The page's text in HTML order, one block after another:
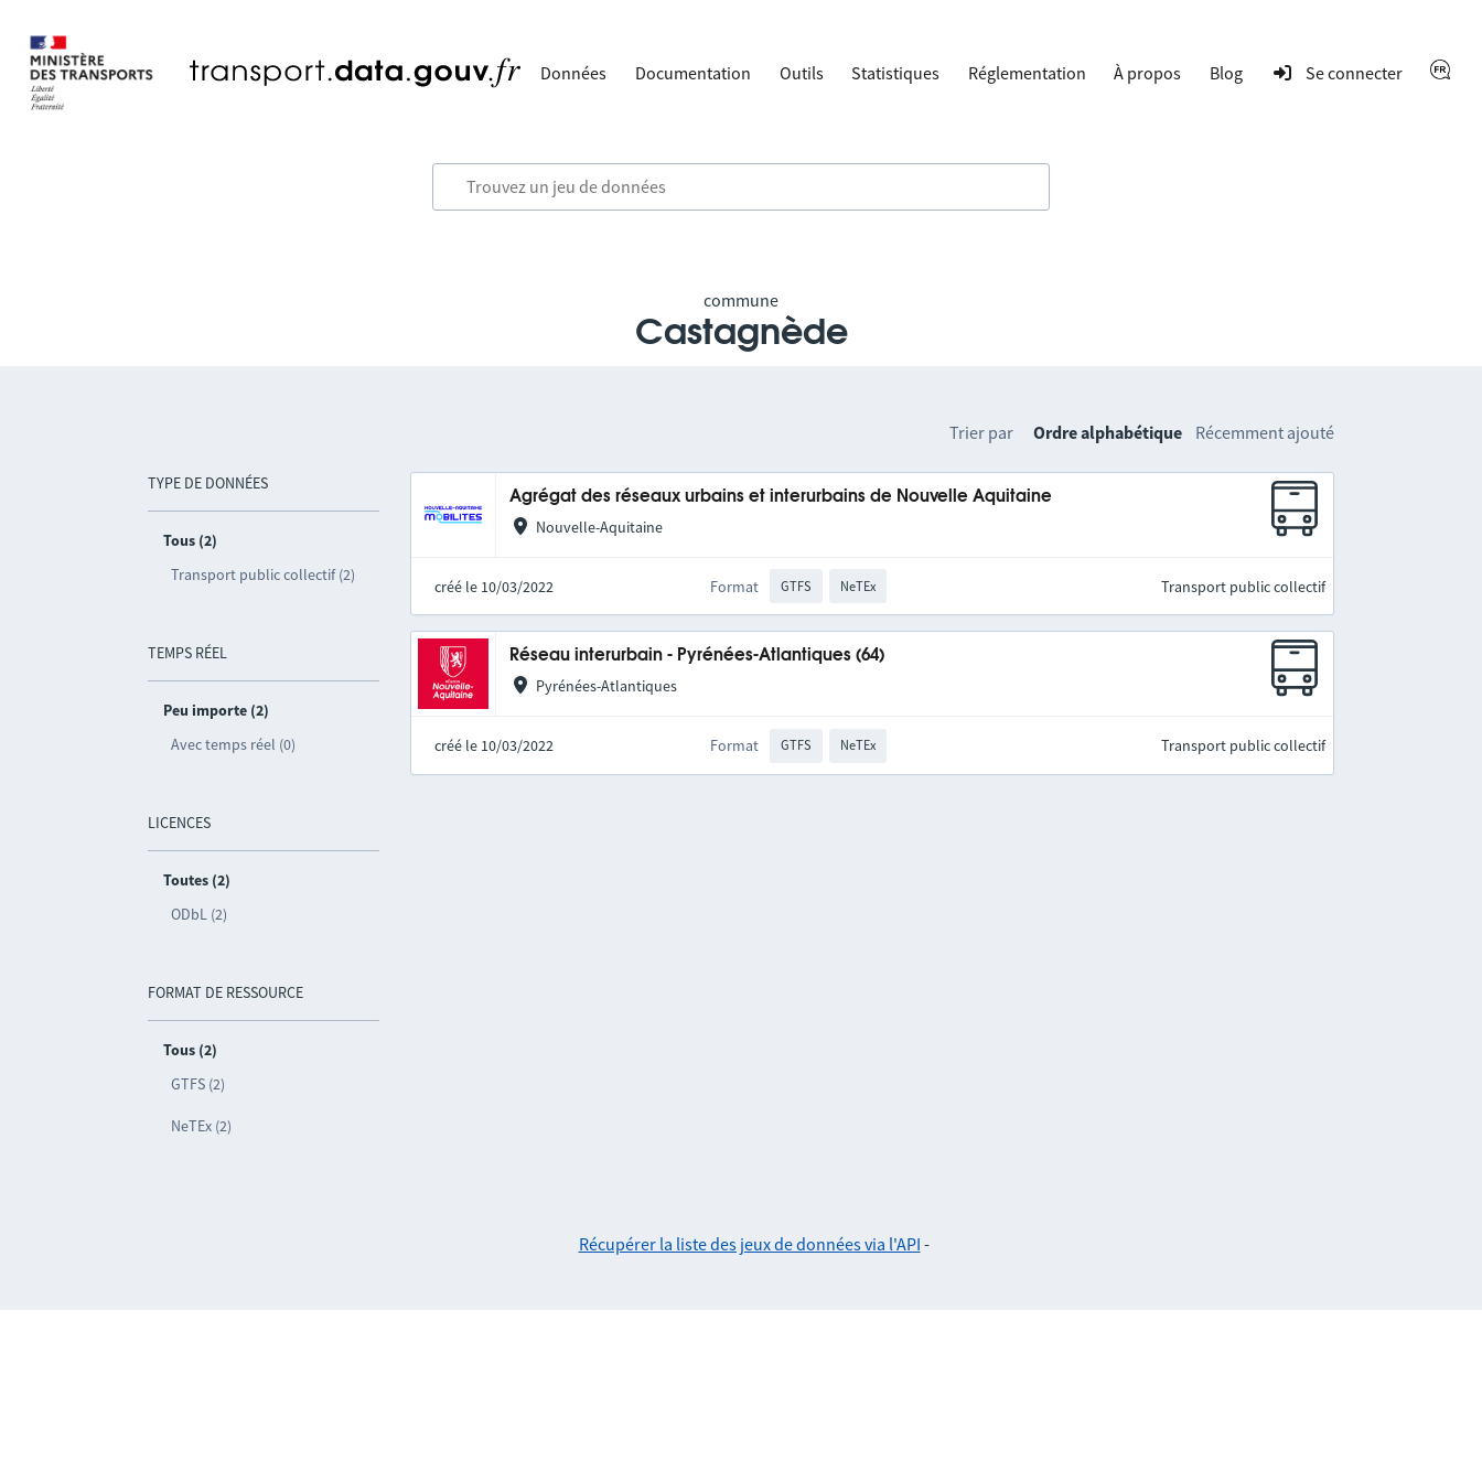
Données Documentation Outils Statistiques Réglementation À propos Blog Se connecter
commune
Castagnède
TYPE DE DONNÉES
Tous (2)
Transport public collectif (2)
TEMPS RÉEL
Peu importe (2)
Avec temps réel (0)
LICENCES
Toutes (2)
ODbL (2)
FORMAT DE RESSOURCE
Tous (2)
GTFS (2)
NeTEx (2)
Trier par Ordre alphabétique Récemment ajouté
Agrégat des réseaux urbains et interurbains de Nouvelle Aquitaine
Nouvelle-Aquitaine
créé le 10/03/2022 Format GTFS NeTEx Transport public collectif
Réseau interurbain - Pyrénées-Atlantiques (64)
Pyrénées-Atlantiques
créé le 10/03/2022 Format GTFS NeTEx Transport public collectif
Récupérer la liste des jeux de données via l'API -